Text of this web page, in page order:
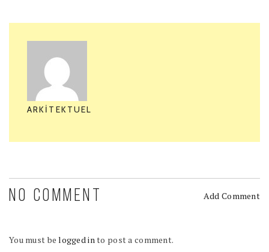
ARKITEKTUEL
NO COMMENT Add Comment
You must belogged into post a comment.